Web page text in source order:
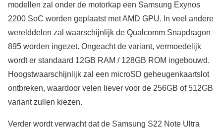
modellen zal onder de motorkap een Samsung Exynos
2200 SoC worden geplaatst met AMD GPU. In veel andere
werelddelen zal waarschijnlijk de Qualcomm Snapdragon
895 worden ingezet. Ongeacht de variant, vermoedelijk
wordt er standaard 12GB RAM / 128GB ROM ingebouwd.
Hoogstwaarschijnlijk zal een microSD geheugenkaartslot
ontbreken, waardoor velen liever voor de 256GB of 512GB
variant zullen kiezen.
Verder wordt verwacht dat de Samsung S22 Note Ultra